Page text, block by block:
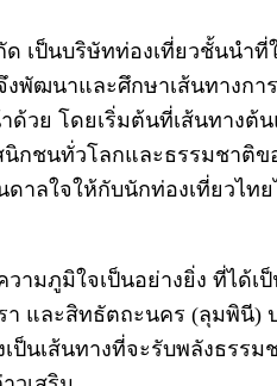
เป็นบริษัทท่องเที่ยวชั้นนำที่
พัฒนาและศึกษาเส้นทางก
วย โดยเริ่มต้นที่เส้นทางต้นแ
กชนทั่วโลกและธรรมชาติข
ดาลใจให้กับนักท่องเที่ยวไ
ภูมิใจเป็นอย่างยิ่ง ที่ได้เป็
และสิทธัตถะนคร (ลุมพินี)
เป็นเส้นทางที่จะรับพลังธร